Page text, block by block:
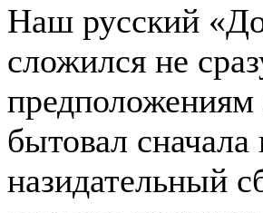
Наш русский
сложился не
бытовал сначала
назидательный